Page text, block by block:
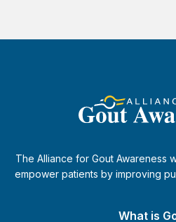
The Alliance for Gout Awareness
empower patients by improving
What is